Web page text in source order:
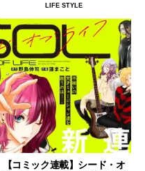
LIFE STYLE
【コミック連載】シード・オ